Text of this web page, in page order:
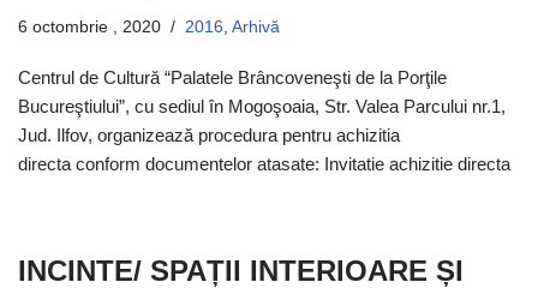
6 octombrie , 2020 2016 Arhivă
Centrul de Cultură “Palatele Brâncoveneşti de la Porţile
Bucureştiului”, cu sediul în Mogoşoaia, Str. Valea Parcului nr.1,
Jud. Ilfov, organizează procedura pentru achizitia
directa conform documentelor atasate: Invitatie achizitie directa
INCINTE/ SPAȚII INTERIOARE ȘI